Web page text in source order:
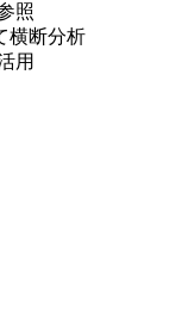
照
横断分析
用